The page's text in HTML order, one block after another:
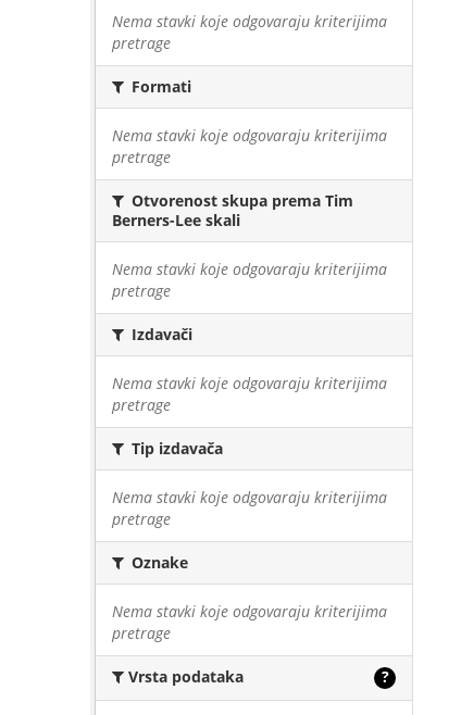
Nema stavki koje odgovaraju kriterijima
pretrage
Formati
Nema stavki koje odgovaraju kriterijima
pretrage
Otvorenost skupa prema Tim
Berners-Lee skali
Nema stavki koje odgovaraju kriterijima
pretrage
Izdavači
Nema stavki koje odgovaraju kriterijima
pretrage
Tip izdavača
Nema stavki koje odgovaraju kriterijima
pretrage
Oznake
Nema stavki koje odgovaraju kriterijima
pretrage
Vrsta podataka ?